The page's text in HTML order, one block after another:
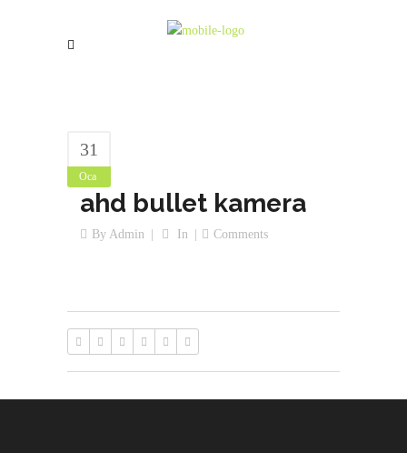
31
Oca
ahd bullet kamera
By Admin In Comments